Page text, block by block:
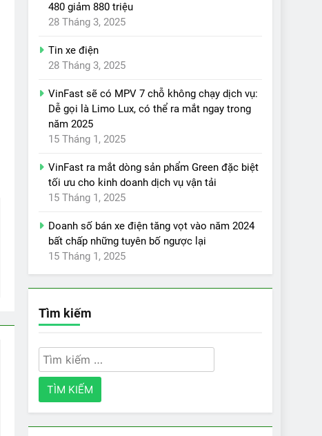
480 giảm 880 triệu
28 Tháng 3, 2025
Tin xe điện
28 Tháng 3, 2025
VinFast sẽ có MPV 7 chỗ không chạy dịch vụ:
Dễ gọi là Limo Lux, có thể ra mắt ngay trong
năm 2025
15 Tháng 1, 2025
VinFast ra mắt dòng sản phẩm Green đặc biệt
tối ưu cho kinh doanh dịch vụ vận tải
15 Tháng 1, 2025
Doanh số bán xe điện tăng vọt vào năm 2024
bất chấp những tuyên bố ngược lại
15 Tháng 1, 2025
Tìm kiếm
Tìm
kiếm
cho: